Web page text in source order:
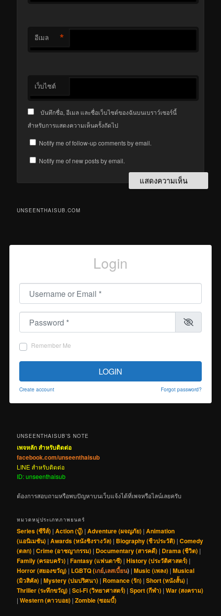
อีเมล *
เว็บไซต์
บันทึกชื่อ, อีเมล และชื่อเว็บไซต์ของฉันบนเบราว์เซอร์นี้
สำหรับการแสดงความเห็นครั้งถัดไป
Notify me of follow-up comments by email.
Notify me of new posts by email.
UNSEENTHAISUB.COM
Login
Username or Email
Password
Remember Me
LOGIN
Create account Forgot password?
UNSEENTHAISUB’S NOTE
เพจหลัก สำหรับติดต่อ
facebook.com/unseenthaisub
LINE สำหรับติดต่อ
ID: unseenthaisub
ต้องการสอบถามหรือพบปัญหาบนเว็บแจ้งได้ที่เพจหรือไลน์เลยครับ
หมวดหมู่ประเภทภาพยนตร์
Series (ซีรีส์) |Action (บู๊) |Adventure (ผจญภัย) |Animation
(แอนิเมชัน) |Awards (หนังชิงรางวัล) | Biography (ชีวประวัติ) |Comedy
(ตลก) |Crime (อาชญากรรม) | Documentary (สารคดี) | Drama (ชีวิต) |
Family (ครอบครัว) |Fantasy (แฟนตาซี) |History (ประวัติศาสตร์) |
Horror (สยองขวัญ) | LGBTQ (เกย์,เลสเบี้ยน) |Music (เพลง) |Musical
(มิวสิคัล) |Mystery (ปมปริศนา) | Romance (รัก) |Short (หนังสั้น) |
Thriller (ระทึกขวัญ) |Sci-Fi (วิทยาศาสตร์) |Sport (กีฬา) |War (สงคราม)
|Western (คาวบอย) |Zombie (ซอมบี้)